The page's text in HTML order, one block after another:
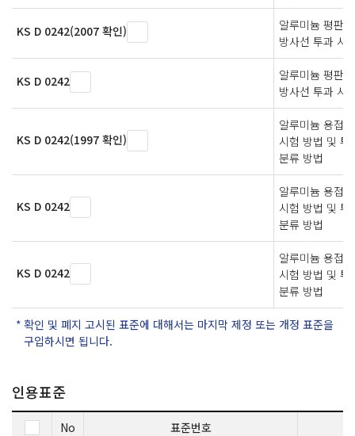
KS D 0242(2007 확인)
알루미늄 평판
방사선 투과 시
KS D 0242
알루미늄 평판
방사선 투과 시
KS D 0242(1997 확인)
알루미늄 용접
시험 방법 및 투
분류 방법
KS D 0242
알루미늄 용접
시험 방법 및 투
분류 방법
KS D 0242
알루미늄 용접
시험 방법 및 투
분류 방법
확인 및 폐지 고시된 표준에 대해서는 마지막 제정 또는 개정 표준을
구입하시면 됩니다.
인용표준
No 표준번호